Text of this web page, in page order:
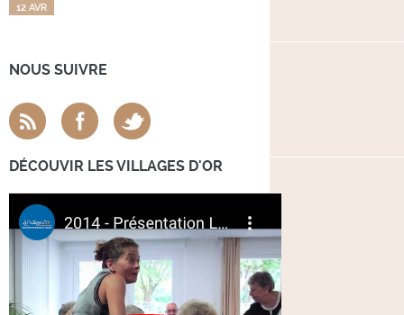
12 AVR
NOUS SUIVRE
DÉCOUVIR LES VILLAGES D'OR